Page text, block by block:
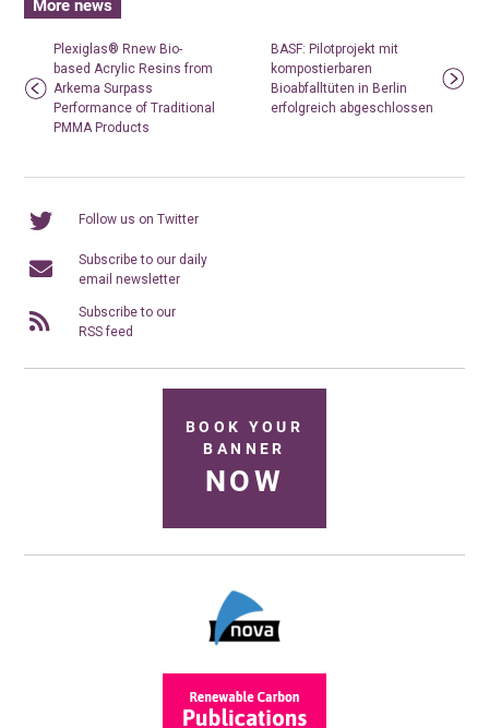
More news
Plexiglas® Rnew Bio-
based Acrylic Resins from
Arkema Surpass
Performance of Traditional
PMMA Products
BASF: Pilotprojekt mit
kompostierbaren
Bioabfalltüten in Berlin
erfolgreich abgeschlossen
Follow us on Twitter
Subscribe to our daily
email newsletter
Subscribe to our
RSS feed
BOOK YOUR
BANNER
NOW